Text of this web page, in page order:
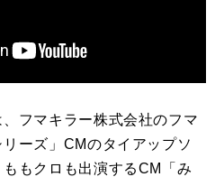
フマキラー株式会社のフマ
ーズ」CMのタイアップソ
もクロも出演するCM「み